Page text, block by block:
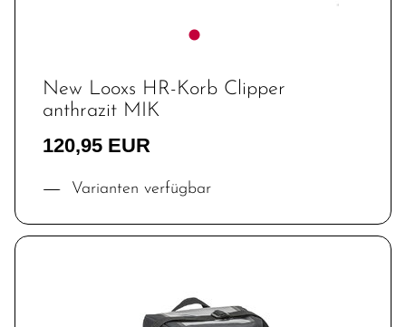
New Looxs HR-Korb Clipper
anthrazit MIK
120,95 EUR
Varianten verfügbar